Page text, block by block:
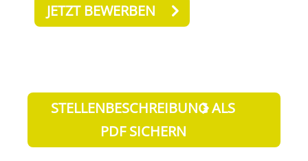
JETZT BEWERBEN
STELLENBESCHREIBUNG ALS
PDF SICHERN